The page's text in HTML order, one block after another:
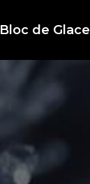
Bloc de Glace